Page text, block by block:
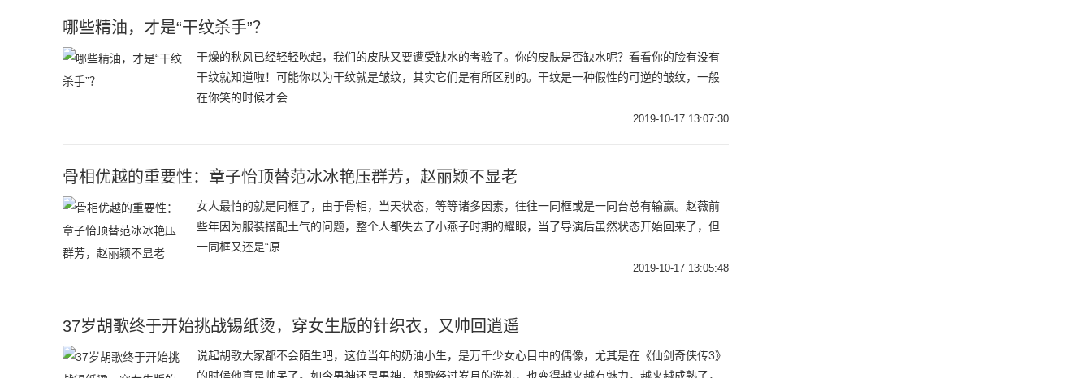
哪些精油，才是“干纹杀手”？
干燥的秋风已经轻轻吹起，我们的皮肤又要遭受缺水的考验了。你的皮肤是否缺水呢？看看你的脸有没有
干纹就知道啦！可能你以为干纹就是皱纹，其实它们是有所区别的。干纹是一种假性的可逆的皱纹，一般
在你笑的时候才会
2019-10-17 13:07:30
骨相优越的重要性：章子怡顶替范冰冰艳压群芳，赵丽颖不显老
女人最怕的就是同框了，由于骨相，当天状态，等等诸多因素，往往一同框或是一同台总有输赢。赵薇前
些年因为服装搭配土气的问题，整个人都失去了小燕子时期的耀眼，当了导演后虽然状态开始回来了，但
一同框又还是“原
2019-10-17 13:05:48
37岁胡歌终于开始挑战锡纸烫，穿女生版的针织衣，又帅回逍遥
说起胡歌大家都不会陌生吧，这位当年的奶油小生，是万千少女心目中的偶像，尤其是在《仙剑奇侠传3》